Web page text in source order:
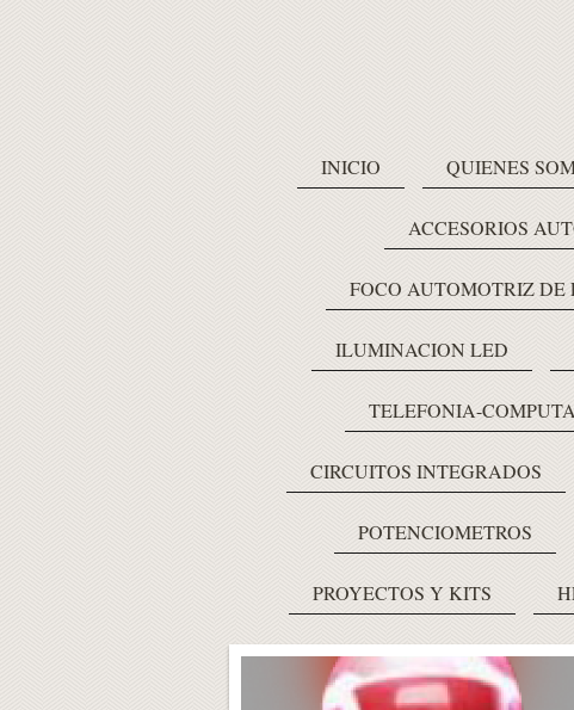
INICIO QUIENES
ACCESORIOS
FOCO AUTOMOTRIZ DE
ILUMINACION LED
TELEFONIA-
CIRCUITOS INTEGRADOS
POTENCIOMETROS
PROYECTOS Y KITS